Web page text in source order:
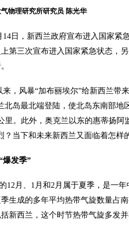
物理研究所研究员 陈光华
14日，新西兰政府宣布进入国家紧
第三次宣布进入国家紧急状态，
来，风暴“加布丽埃尔”给新西兰带
北岛最北端登陆，使北岛东南部
里。此外，奥克兰以东的惠蒂扬
？当下和未来新西兰又面临着怎样
爆发季”
12月、1月和2月属于夏季，是一
生成的多年平均热带气旋数量占
新西兰，这个时节热带气旋多发